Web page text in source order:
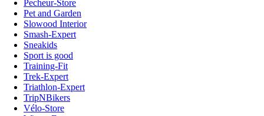
Pecheur-Store
Pet and Garden
Slowood Interior
Smash-Expert
Sneakids
Sport is good
Training-Fit
Trek-Expert
Triathlon-Expert
TripNBikers
Vélo-Store